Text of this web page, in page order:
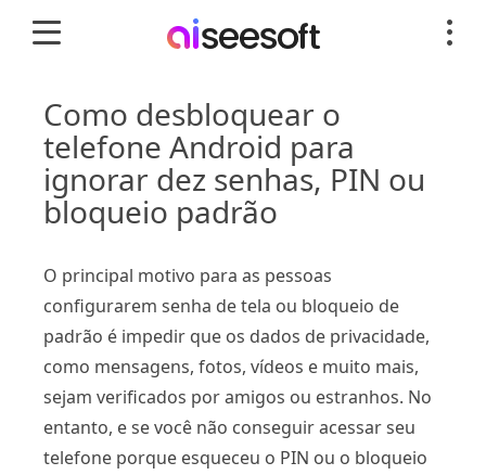
Como desbloquear o
telefone Android para
ignorar dez senhas, PIN ou
bloqueio padrão
O principal motivo para as pessoas
configurarem senha de tela ou bloqueio de
padrão é impedir que os dados de privacidade,
como mensagens, fotos, vídeos e muito mais,
sejam verificados por amigos ou estranhos. No
entanto, e se você não conseguir acessar seu
telefone porque esqueceu o PIN ou o bloqueio